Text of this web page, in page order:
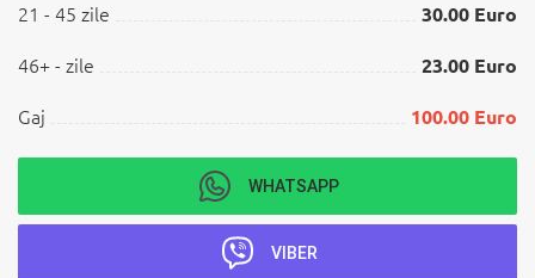
21 - 45 zile 30.00 Euro
46+ - zile 23.00 Euro
Gaj 100.00 Euro
WHATSAPP
VIBER